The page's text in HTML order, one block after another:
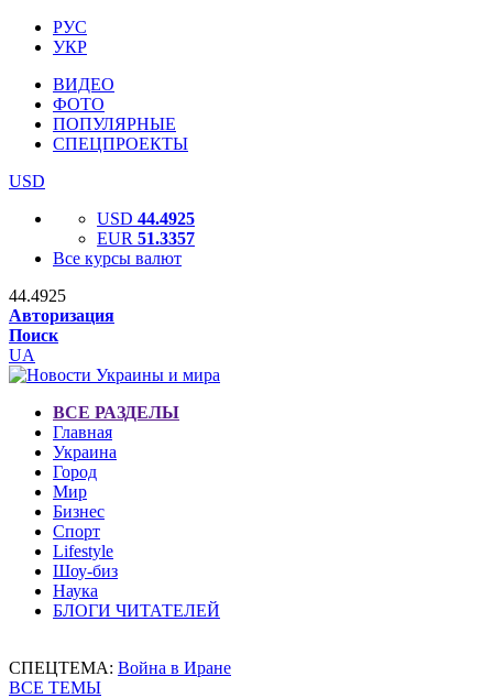
РУС
УКР
ВИДЕО
ФОТО
ПОПУЛЯРНЫЕ
СПЕЦПРОЕКТЫ
USD
USD 44.4925
EUR 51.3357
Все курсы валют
44.4925
Авторизация
Поиск
UA
ВСЕ РАЗДЕЛЫ
Главная
Украина
Город
Мир
Бизнес
Спорт
Lifestyle
Шоу-биз
Наука
БЛОГИ ЧИТАТЕЛЕЙ
СПЕЦТЕМА: Война в Иране
ВСЕ ТЕМЫ